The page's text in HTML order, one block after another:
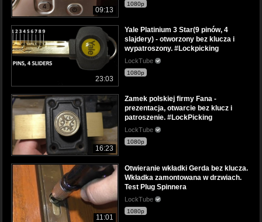
09:13
1080p
23:03
Yale Platinium 3 Star(9 pinów, 4
slajdery) - otworzony bez klucza i
wypatroszony. #Lockpicking
LockTube
1080p
16:23
Zamek polskiej firmy Fana -
prezentacja, otwarcie bez klucz i
patroszenie. #LockPicking
LockTube
1080p
11:01
Otwieranie wkładki Gerda bez klucza.
Wkładka zamontowana w drzwiach.
Test Plug Spinnera
LockTube
1080p